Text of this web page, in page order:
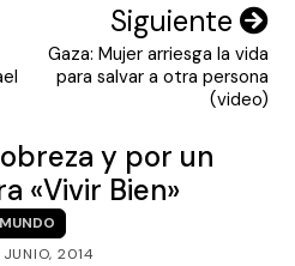
Siguiente
Gaza: Mujer arriesga la vida
para salvar a otra persona
(video)
y por un
«Vivir Bien»
MUNDO
JUNIO, 2014